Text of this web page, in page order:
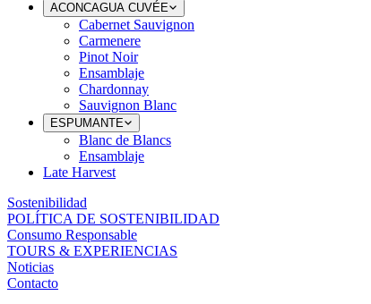
ACONCAGUA CUVÉE
Cabernet Sauvignon
Carmenere
Pinot Noir
Ensamblaje
Chardonnay
Sauvignon Blanc
ESPUMANTE
Blanc de Blancs
Ensamblaje
Late Harvest
Sostenibilidad
POLÍTICA DE SOSTENIBILIDAD
Consumo Responsable
TOURS & EXPERIENCIAS
Noticias
Contacto